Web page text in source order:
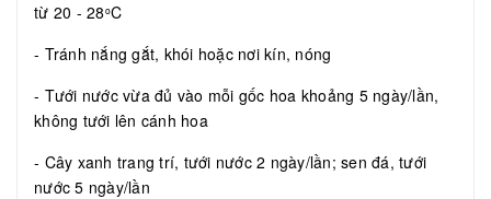
từ 20 - 28oC
- Tránh nắng gắt, khói hoặc nơi kín, nóng
- Tưới nước vừa đủ vào mỗi gốc hoa khoảng 5 ngày/lần,
không tưới lên cánh hoa
- Cây xanh trang trí, tưới nước 2 ngày/lần; sen đá, tưới
nước 5 ngày/lần